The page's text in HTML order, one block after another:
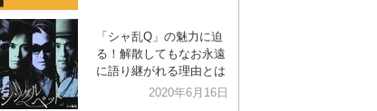
「シャ乱Q」の魅力に迫
る！解散してもなお永遠
に語り継がれる理由とは
2020年6月16日